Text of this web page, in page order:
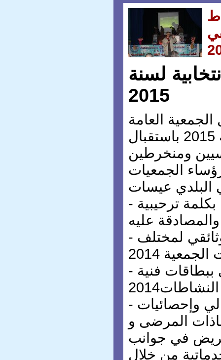
لسنة
2015
الجمعية العامة
الانتخابية لسنة 2015 باستقبال
ومنخرطين
الجمعيات
البلدي عيسات
بكلمة ترحيبية -
- تقديم شريط فيديو وثائقي لمختلف
- تقديم تقرير صوري ببطاقات فنية
- عرض التقرير المالي وإحصائيات
المرضى و
في جوانب